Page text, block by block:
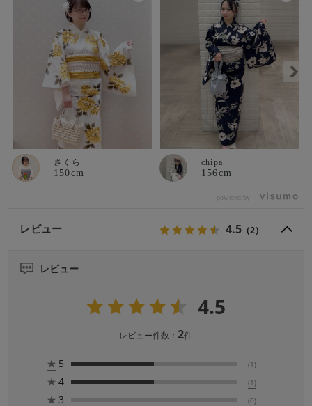
さくら
150cm
chipa.
156cm
powered by
レビュー 4.5 （2）
レビュー
4.5
レビュー件数：2件
★ 5 (1)
★ 4 (1)
★ 3 (0)